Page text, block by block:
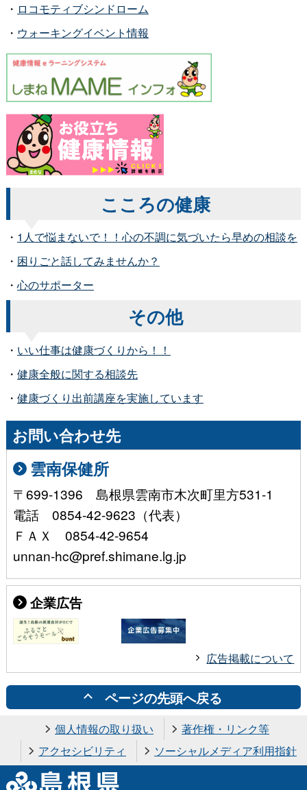
・ ロコモティブシンドローム
・ ウォーキングイベント情報
こころの健康
・ 1人で悩まないで！！心の不調に気づいたら早めの相談を
・ 困りごと話してみませんか？
・ 心のサポーター
その他
・ いい仕事は健康づくりから！！
・ 健康全般に関する相談先
・ 健康づくり出前講座を実施しています
お問い合わせ先
雲南保健所
〒699-1396 島根県雲南市木次町里方531-1
電話 0854-42-9623（代表）
ＦＡＸ 0854-42-9654
unnan-hc@pref.shimane.lg.jp
企業広告
広告掲載について
ページの先頭へ戻る
個人情報の取り扱い
著作権・リンク等
アクセシビリティ
ソーシャルメディア利用指針